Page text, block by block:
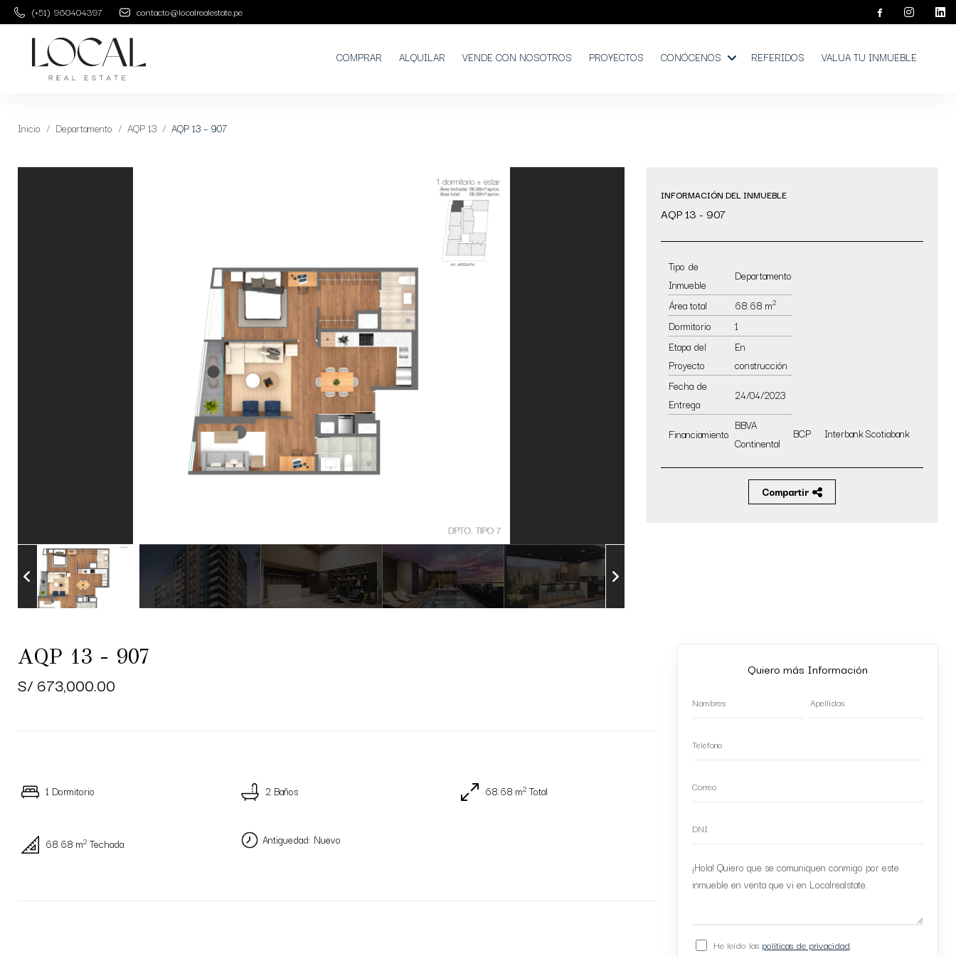
(+51) 960404397 contacto@localrealestate.pe
COMPRAR ALQUILAR VENDE CON NOSOTROS PROYECTOS CONÓCENOS REFERIDOS VALUA TU INMUEBLE
Inicio Departamento AQP 13 AQP 13 – 907
INFORMACIÓN DEL INMUEBLE
AQP 13 - 907
Tipo de
Inmueble
Departamento
Área total
68.68 m2
Dormitorio
1
Etapa del
Proyecto
En
construcción
Fecha de
Entrega
24/04/2023
Financiamiento
BBVA
Continental
BCP InterbankScotiabank
Compartir
AQP 13 - 907
S/ 673,000.00
1 Dormitorio 2 Baños 68.68 m2Total
68.68 m2 Techada Antiguedad: Nuevo
Quiero más Información
He leído las políticas de privacidad.